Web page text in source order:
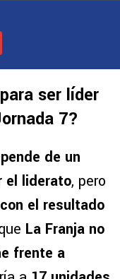
ser líder
7?
de un
el liderato, pero
el resultado
La Franja no
frente a